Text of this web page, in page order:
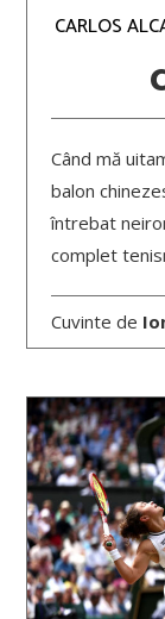
CARLOS
Când mă
balon
întrebat
complet
Cuvinte de